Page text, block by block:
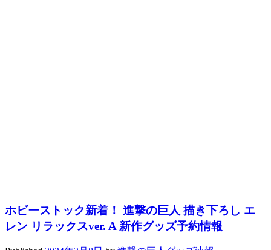
ホビーストック新着！ 進撃の巨人 描き下ろし エ
レン リラックスver. A 新作グッズ予約情報